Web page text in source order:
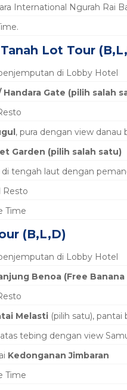
International Ngurah Rai
Lot Tour
di Lobby Hotel
Gate (pilih salah
, pura dengan view danau
Garden (pilih salah satu)
di tengah laut dengan
Resto
Time
(B,L,D)
di Lobby Hotel
Benoa (Free Banana
Melasti (pilih satu),
tebing dengan view
Kedonganan Jimbaran
Time